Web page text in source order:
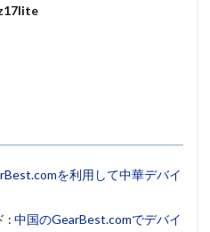
を利用して中華デバイ
: 中国のGearBest.comでデバイ